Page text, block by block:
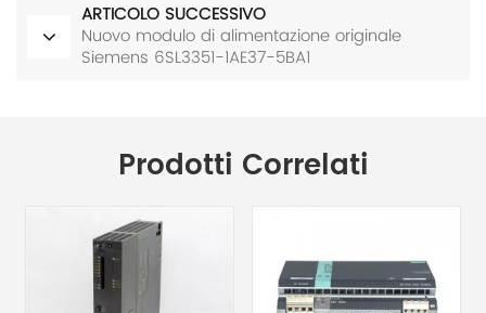
ARTICOLO SUCCESSIVO
Nuovo modulo di alimentazione originale
Siemens 6SL3351-1AE37-5BA1
Prodotti Correlati